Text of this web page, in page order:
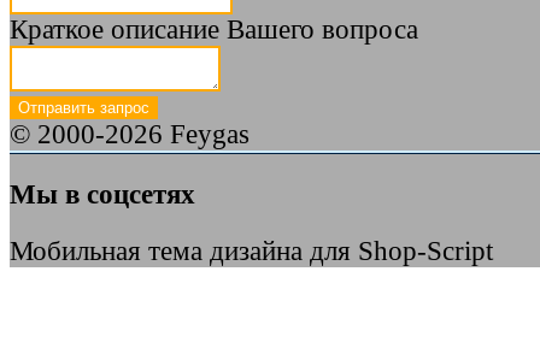
Краткое описание Вашего вопроса
© 2000-2026 Feygas
Мы в соцсетях
Мобильная тема дизайна для Shop-Script